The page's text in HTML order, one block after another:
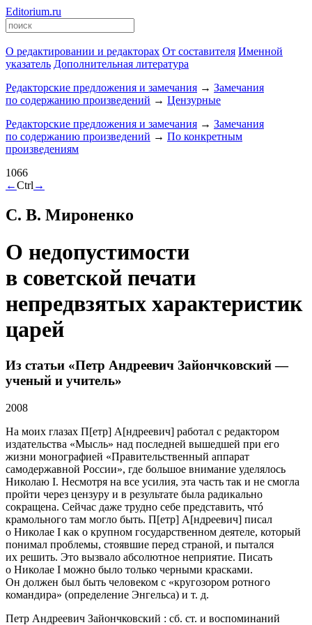
Editorium.ru
О редактировании и редакторах От составителя Именной
указатель Дополнительная литература
Редакторские предложения и замечания → Замечания
по содержанию произведений → Цензурные
Редакторские предложения и замечания → Замечания
по содержанию произведений → По конкретным
произведениям
1066
←Ctrl →
С. В. Мироненко
О недопустимости
в советской печати
непредвзятых характеристик
царей
Из статьи «Петр Андреевич Зайончковский —
ученый и учитель»
2008
На моих глазах П[етр] А[ндреевич] работал с редактором
издательства «Мысль» над последней вышедшей при его
жизни монографией «Правительственный аппарат
самодержавной России», где большое внимание уделялось
Николаю I. Несмотря на все усилия, эта часть так и не смогла
пройти через цензуру и в результате была радикально
сокращена. Сейчас даже трудно себе представить, чтó
крамольного там могло быть. П[етр] А[ндреевич] писал
о Николае I как о крупном государственном деятеле, который
понимал проблемы, стоявшие перед страной, и пытался
их решить. Это вызвало абсолютное неприятие. Писать
о Николае I можно было только черными красками.
Он должен был быть человеком с «кругозором ротного
командира» (определение Энгельса) и т. д.
Петр Андреевич Зайончковский : сб. ст. и воспоминаний